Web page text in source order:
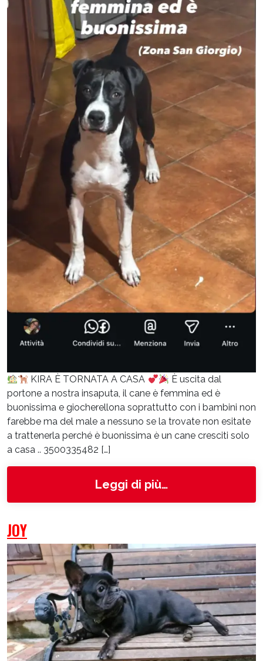
KIRA È TORNATA A CASA
È uscita dal
portone a nostra insaputa, il cane è femmina ed è
buonissima e giocherellona soprattutto con i bambini non
farebbe ma del male a nessuno se la trovate non esitate
a trattenerla perché è buonissima è un cane cresciti solo
a casa .. 3500335482 […]
Leggi di più…from Kira
JOY